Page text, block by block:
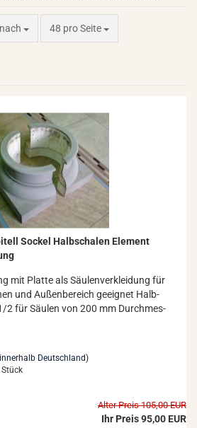
48 pro Seite
pro Seite
So­ckel Halb­scha­len Ele­ment
mit Plat­te als Säu­len­ver­klei­dung für
und Au­ßen­be­reich ge­eig­net Halb­
2 für Säu­len von 200 mm Durch­mes­
Deutschland)
Stück
Alter Preis 105,00 EUR
Ihr Preis 95,00 EUR